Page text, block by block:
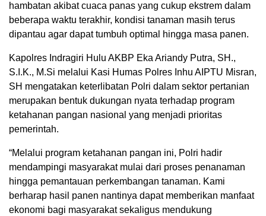
hambatan akibat cuaca panas yang cukup ekstrem dalam
beberapa waktu terakhir, kondisi tanaman masih terus
dipantau agar dapat tumbuh optimal hingga masa panen.
Kapolres Indragiri Hulu AKBP Eka Ariandy Putra, SH.,
S.I.K., M.Si melalui Kasi Humas Polres Inhu AIPTU Misran,
SH mengatakan keterlibatan Polri dalam sektor pertanian
merupakan bentuk dukungan nyata terhadap program
ketahanan pangan nasional yang menjadi prioritas
pemerintah.
“Melalui program ketahanan pangan ini, Polri hadir
mendampingi masyarakat mulai dari proses penanaman
hingga pemantauan perkembangan tanaman. Kami
berharap hasil panen nantinya dapat memberikan manfaat
ekonomi bagi masyarakat sekaligus mendukung